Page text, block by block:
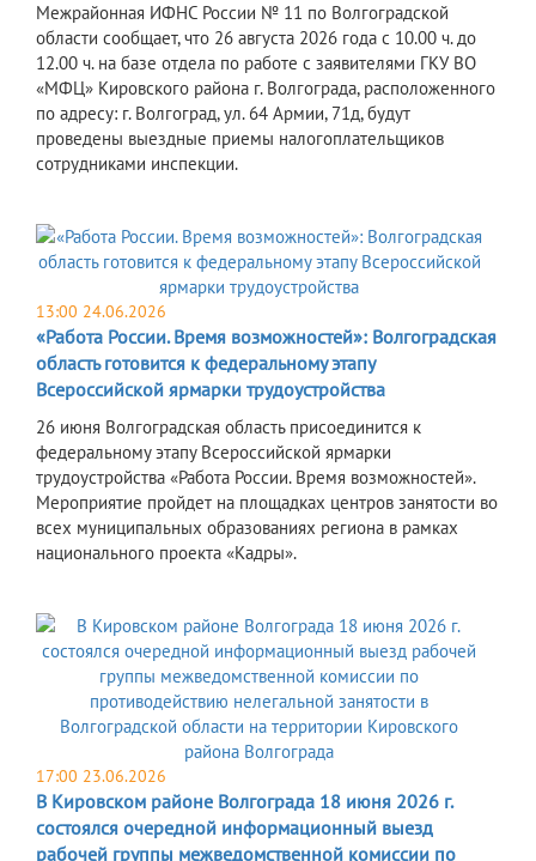
Межрайонная ИФНС России № 11 по Волгоградской
области сообщает, что 26 августа 2026 года с 10.00 ч. до
12.00 ч. на базе отдела по работе с заявителями ГКУ ВО
«МФЦ» Кировского района г. Волгограда, расположенного
по адресу: г. Волгоград, ул. 64 Армии, 71д, будут
проведены выездные приемы налогоплательщиков
сотрудниками инспекции.
13:00 24.06.2026
«Работа России. Время возможностей»: Волгоградская
область готовится к федеральному этапу
Всероссийской ярмарки трудоустройства
26 июня Волгоградская область присоединится к
федеральному этапу Всероссийской ярмарки
трудоустройства «Работа России. Время возможностей».
Мероприятие пройдет на площадках центров занятости во
всех муниципальных образованиях региона в рамках
национального проекта «Кадры».
17:00 23.06.2026
В Кировском районе Волгограда 18 июня 2026 г.
состоялся очередной информационный выезд
рабочей группы межведомственной комиссии по